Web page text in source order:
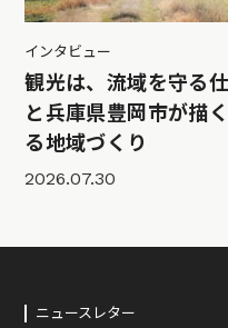
インタビュー
観光は、流域を守る
と兵庫県豊岡市が描
る地域づくり
2026.07.30
ニュースレター